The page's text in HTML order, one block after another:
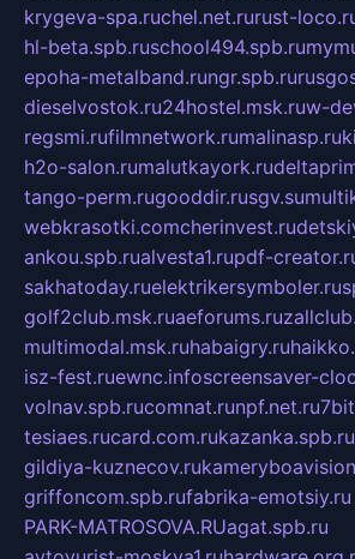
krygeva-spa.ruchel.net.rurust-
hl-beta.spb.ruschool494.spb.ru
epoha-metalband.rungr.spb.ru
dieselvostok.ru24hostel.msk.ruw-
regsmi.rufilmnetwork.rumalinasp.ru
h2o-salon.rumalutkayork.ru
tango-perm.rugooddir.rusgv.su
webkrasotki.comcherinvest.ru
ankou.spb.rualvesta1.rupdf-
sakhatoday.ruelektrikersymboler.ru
golf2club.msk.ruaeforums.ru
multimodal.msk.ruhabaigry.ru
isz-fest.ruewnc.infoscreensaver-
volnav.spb.rucomnat.runpf.net.ru
tesiaes.rucard.com.rukazanka.spb.ru
gildiya-kuznecov.ru
griffoncom.spb.rufabrika-emotsiy.ru
PARK-MATROSOVA.RUagat.spb.ru